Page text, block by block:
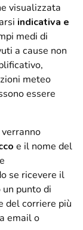
visualizzata
indicativa e
medi di
a cause non
meteo
essere
e il nome del
se ricevere il
punto di
del corriere più
email o